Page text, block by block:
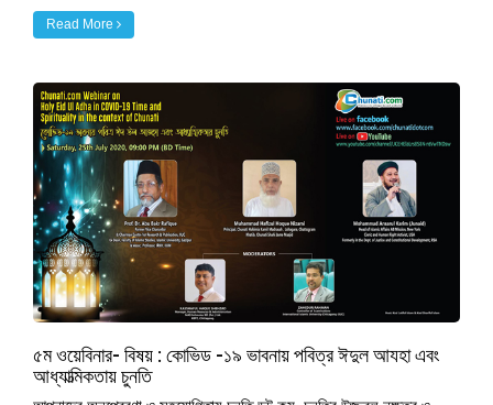
Read More
৫ম ওয়েবিনার- বিষয় : কোভিড -১৯ ভাবনায় পবিত্র ঈদুল আযহা এবং
আধ্যাত্মিকতায় চুনতি